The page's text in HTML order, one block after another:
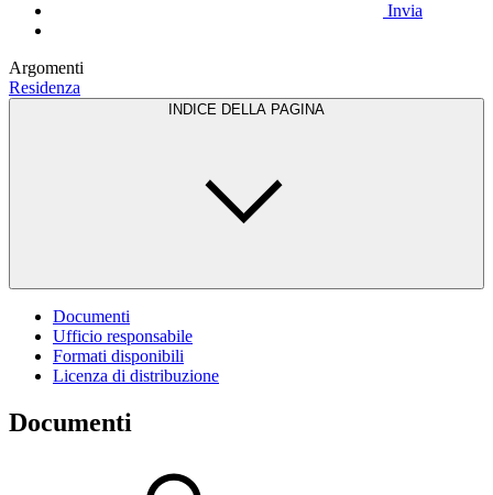
Invia
Argomenti
Residenza
INDICE DELLA PAGINA
Documenti
Ufficio responsabile
Formati disponibili
Licenza di distribuzione
Documenti